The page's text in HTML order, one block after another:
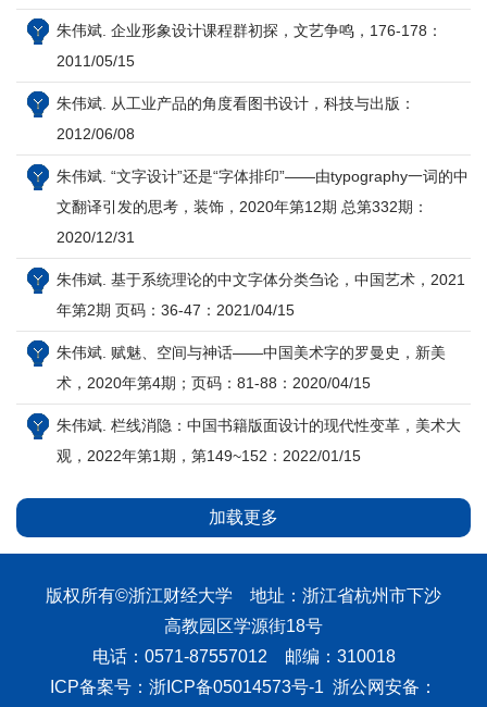
朱伟斌. 企业形象设计课程群初探，文艺争鸣，176-178：
2011/05/15
朱伟斌. 从工业产品的角度看图书设计，科技与出版：
2012/06/08
朱伟斌. “文字设计”还是“字体排印”——由typography一词的中
文翻译引发的思考，装饰，2020年第12期 总第332期：
2020/12/31
朱伟斌. 基于系统理论的中文字体分类刍论，中国艺术，2021
年第2期 页码：36-47：2021/04/15
朱伟斌. 赋魅、空间与神话——中国美术字的罗曼史，新美
术，2020年第4期；页码：81-88：2020/04/15
朱伟斌. 栏线消隐：中国书籍版面设计的现代性变革，美术大
观，2022年第1期，第149~152：2022/01/15
加载更多
版权所有©浙江财经大学 地址：浙江省杭州市下沙
高教园区学源街18号
电话：0571-87557012 邮编：310018
ICP备案号：浙ICP备05014573号-1 浙公网安备：